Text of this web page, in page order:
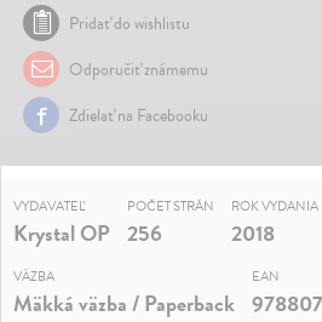
Pridať do wishlistu
Odporučiť známemu
Zdielať na Facebooku
VYDAVATEĽ
Krystal OP
POČET STRÁN
256
ROK VYDANIA
2018
VÄZBA
Mäkká väzba / Paperback
EAN